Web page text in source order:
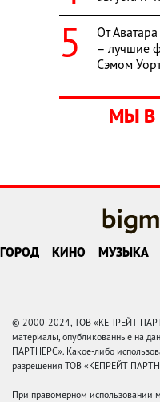
От
– лучшие
Сэмом
МЫ В
ГОРОД КИНО МУЗЫКА
© 2000-2024, ТОВ «КЕПРЕЙТ
материалы, опубликованные на
ПАРТНЕРС». Какое-либо
разрешения ТОВ «КЕПРЕЙТ
При правомерном использовании